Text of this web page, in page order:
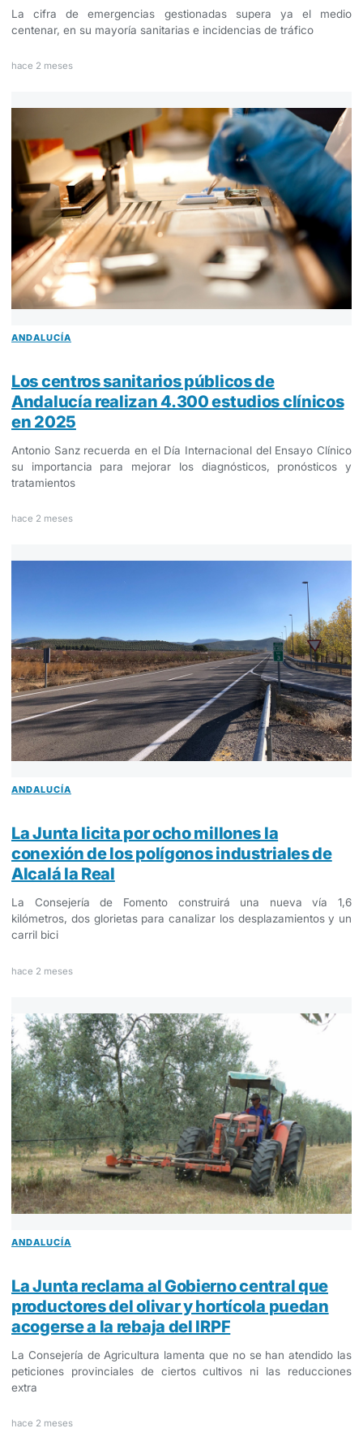
La cifra de emergencias gestionadas supera ya el medio
centenar, en su mayoría sanitarias e incidencias de tráfico
hace 2 meses
ANDALUCÍA
Los centros sanitarios públicos de
Andalucía realizan 4.300 estudios clínicos
en 2025
Antonio Sanz recuerda en el Día Internacional del Ensayo Clínico
su importancia para mejorar los diagnósticos, pronósticos y
tratamientos
hace 2 meses
ANDALUCÍA
La Junta licita por ocho millones la
conexión de los polígonos industriales de
Alcalá la Real
La Consejería de Fomento construirá una nueva vía 1,6
kilómetros, dos glorietas para canalizar los desplazamientos y un
carril bici
hace 2 meses
ANDALUCÍA
La Junta reclama al Gobierno central que
productores del olivar y hortícola puedan
acogerse a la rebaja del IRPF
La Consejería de Agricultura lamenta que no se han atendido las
peticiones provinciales de ciertos cultivos ni las reducciones
extra
hace 2 meses